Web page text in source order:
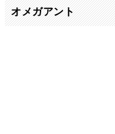
オメガアント